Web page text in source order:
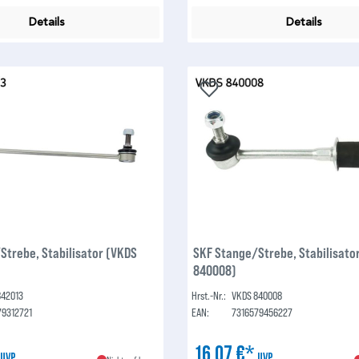
Details Details
Stabilisator (VKDS
SKF Stange/Strebe,
840008)
Hrst.-Nr.: VKDS 840008
EAN:
7316579456227
16,07 €*